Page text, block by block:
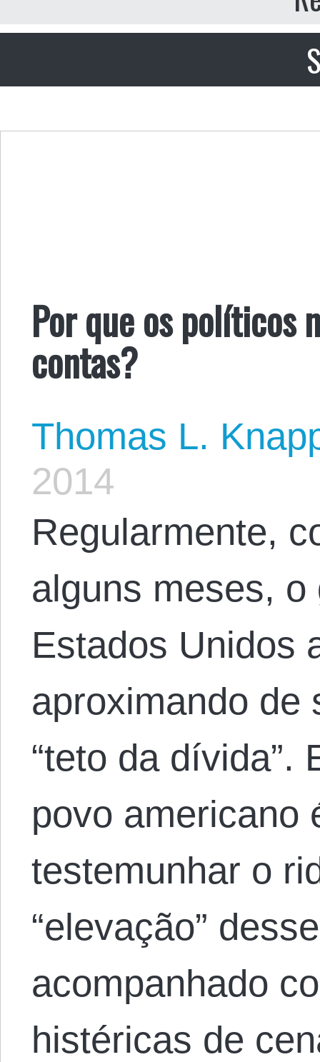
Por que os políticos
contas?
Thomas L.
2014
Regularmente,
alguns meses,
Estados Unidos
aproximando de
“teto da dívida”.
povo americano
testemunhar o
“elevação”
acompanhado
histéricas de